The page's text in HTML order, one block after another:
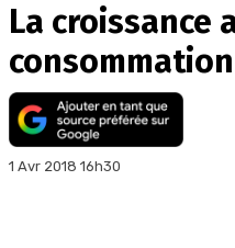
La croissance
1 Avr 2018 16h30